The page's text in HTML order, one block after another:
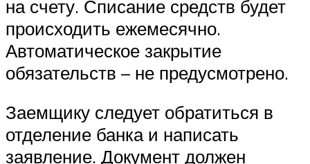
на счету. Списание средств будет
происходить ежемесячно.
Автоматическое закрытие
обязательств – не предусмотрено.
Заемщику следует обратиться в
отделение банка и написать
заявление. Документ должен